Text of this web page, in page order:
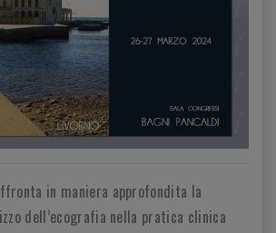
in maniera approfondita la
dell’ecografia nella pratica clinica